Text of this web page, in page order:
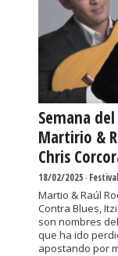
Semana
Martirio &
Chris
18/02/2025-
Martio & Raúl
Contra Blues,
son nombres
que ha ido
apostando por